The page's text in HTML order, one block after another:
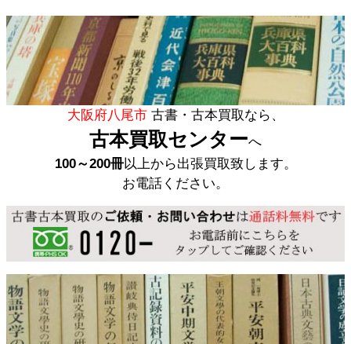
大阪府八尾市古書・古本買取なら、
古本買取センターへ
100～200冊以上から出張買取致します。
お電話ください。